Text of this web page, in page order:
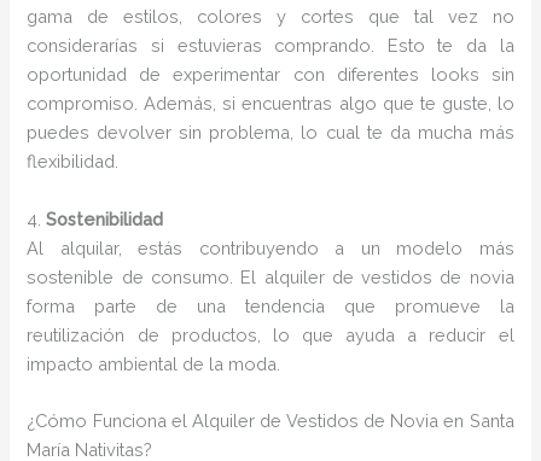
gama de estilos, colores y cortes que tal vez no
considerarías si estuvieras comprando. Esto te da la
oportunidad de experimentar con diferentes looks sin
compromiso. Además, si encuentras algo que te guste, lo
puedes devolver sin problema, lo cual te da mucha más
flexibilidad.
4.Sostenibilidad
Al alquilar, estás contribuyendo a un modelo más
sostenible de consumo. El alquiler de vestidos de novia
forma parte de una tendencia que promueve la
reutilización de productos, lo que ayuda a reducir el
impacto ambiental de la moda.
¿Cómo Funciona el Alquiler de Vestidos de Novia en Santa
María Nativitas?